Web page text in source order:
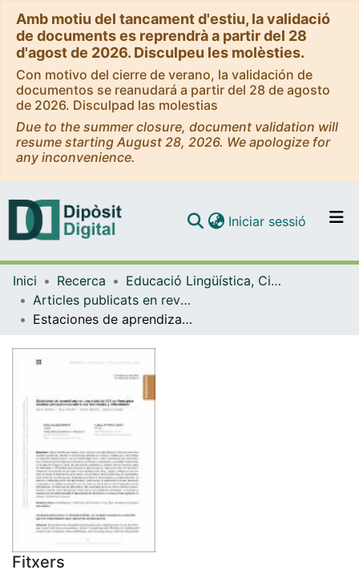
Amb motiu del tancament d'estiu, la validació
de documents es reprendrà a partir del 28
d'agost de 2026. Disculpeu les molèsties.
Con motivo del cierre de verano, la validación de
documentos se reanudará a partir del 28 de agosto
de 2026. Disculpad las molestias
Due to the summer closure, document validation will
resume starting August 28, 2026. We apologize for
any inconvenience.
Navega per tot el DD
Iniciar sessió (current)
Inici Recerca
Educació Lingüística, Científica i Matemàtica
Articles publicats en revistes (Educació Lingüística, Científica i Matemàtica)
Estaciones de aprendizaje en una clase de ELE en línea para adultos: Percepciones sobre sus facilidades y dificultades
Fitxers